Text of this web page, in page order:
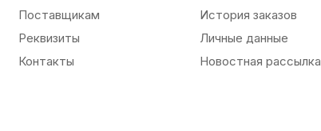
Поставщикам
Реквизиты
Контакты
История заказов
Личные данные
Новостная рассылка